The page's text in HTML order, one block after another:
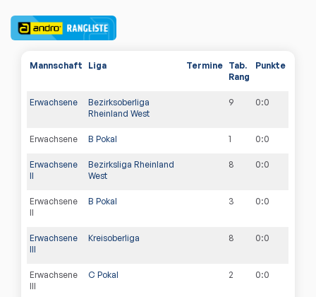
Mannschaft Liga Termine Tab.
Rang
Punkte
Erwachsene
Bezirksoberliga
Rheinland West
9 0:0
Erwachsene B Pokal 1 0:0
Erwachsene
II
Bezirksliga Rheinland
West
8 0:0
Erwachsene
II
B Pokal 3 0:0
Erwachsene
III
Kreisoberliga 8 0:0
Erwachsene
III
C Pokal 2 0:0